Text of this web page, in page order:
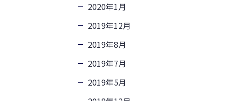
2020年1月
2019年12月
2019年8月
2019年7月
2019年5月